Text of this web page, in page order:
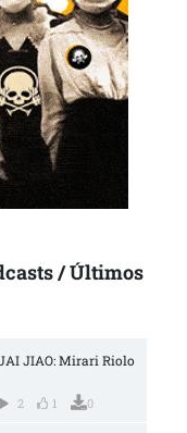
/ Últimos
JIAO: Mirari Riolo
2 1 0